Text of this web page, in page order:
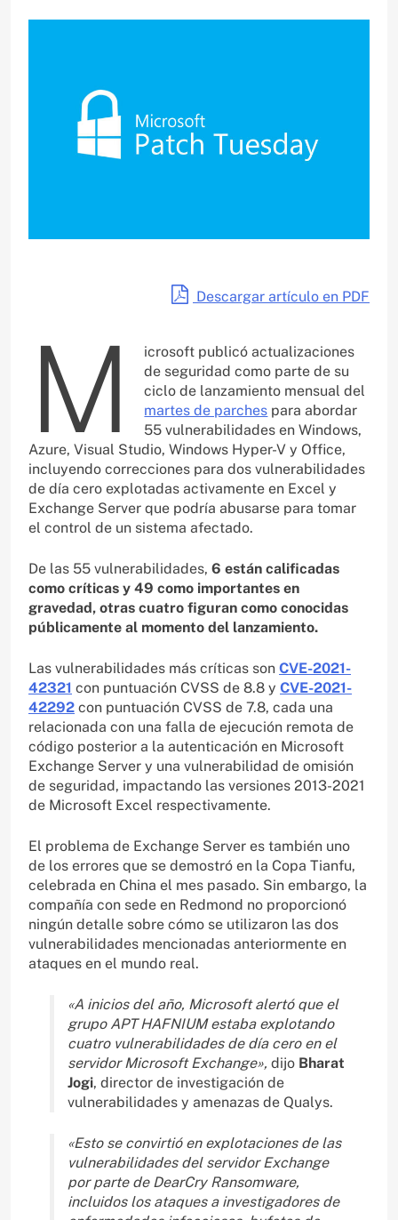
Descargar artículo en PDF
M
icrosoft publicó actualizaciones
de seguridad como parte de su
ciclo de lanzamiento mensual del
martes de parches para abordar
55 vulnerabilidades en Windows,
Azure, Visual Studio, Windows Hyper-V y Office,
incluyendo correcciones para dos vulnerabilidades
de día cero explotadas activamente en Excel y
Exchange Server que podría abusarse para tomar
el control de un sistema afectado.
De las 55 vulnerabilidades, 6 están calificadas
como críticas y 49 como importantes en
gravedad, otras cuatro figuran como conocidas
públicamente al momento del lanzamiento.
Las vulnerabilidades más críticas son CVE-2021-
42321 con puntuación CVSS de 8.8 y CVE-2021-
42292 con puntuación CVSS de 7.8, cada una
relacionada con una falla de ejecución remota de
código posterior a la autenticación en Microsoft
Exchange Server y una vulnerabilidad de omisión
de seguridad, impactando las versiones 2013-2021
de Microsoft Excel respectivamente.
El problema de Exchange Server es también uno
de los errores que se demostró en la Copa Tianfu,
celebrada en China el mes pasado. Sin embargo, la
compañía con sede en Redmond no proporcionó
ningún detalle sobre cómo se utilizaron las dos
vulnerabilidades mencionadas anteriormente en
ataques en el mundo real.
«A inicios del año, Microsoft alertó que el
grupo APT HAFNIUM estaba explotando
cuatro vulnerabilidades de día cero en el
servidor Microsoft Exchange», dijo Bharat
Jogi, director de investigación de
vulnerabilidades y amenazas de Qualys.
«Esto se convirtió en explotaciones de las
vulnerabilidades del servidor Exchange
por parte de DearCry Ransomware,
incluidos los ataques a investigadores de